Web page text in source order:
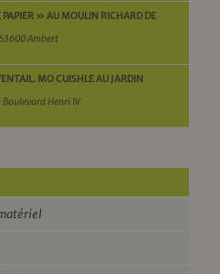
PAPIER » AU MOULIN RICHARD DE
Ambert
MO CUISHLE AU JARDIN
Henri IV